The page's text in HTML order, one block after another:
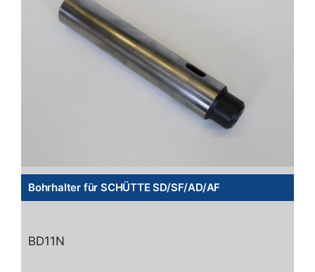
Bohrhalter für SCHÜTTE SD/SF/AD/AF
BD11N